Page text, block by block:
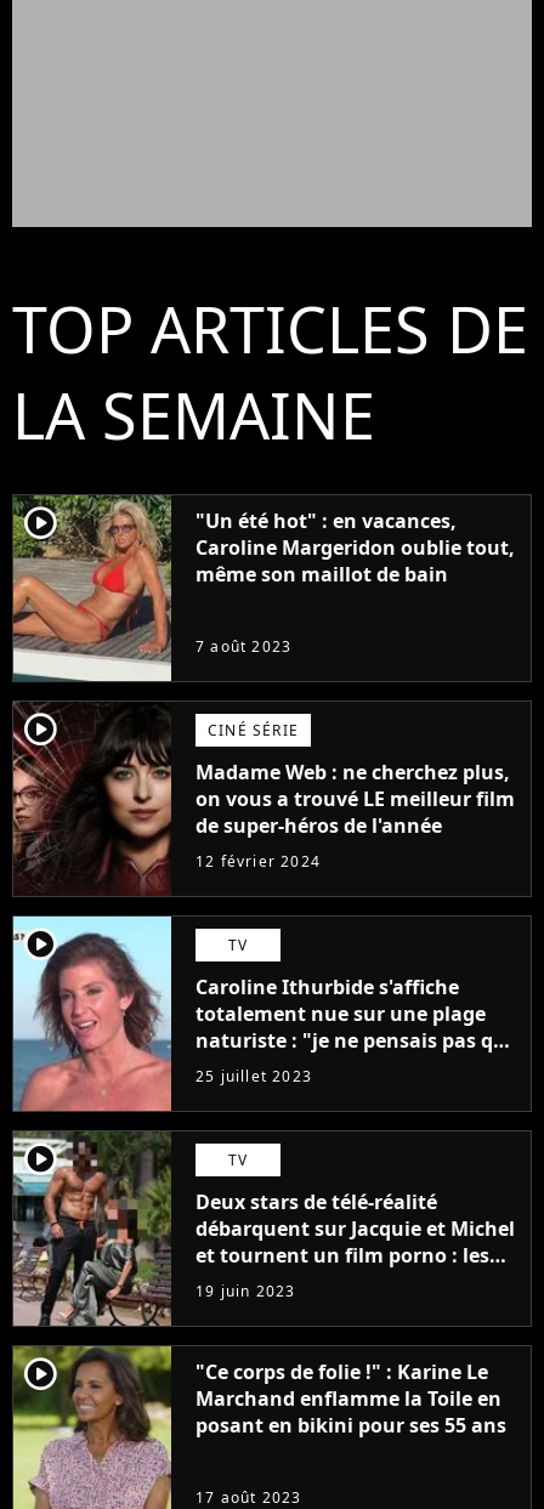
TOP ARTICLES DE
LA SEMAINE
player2
"Un été hot" : en vacances,
Caroline Margeridon oublie tout,
même son maillot de bain
7 août 2023
player2 CINÉ SÉRIE
Madame Web : ne cherchez plus,
on vous a trouvé LE meilleur film
de super-héros de l'année
12 février 2024
player2 TV
Caroline Ithurbide s'affiche
totalement nue sur une plage
naturiste : "je ne pensais pas que
j'arriverais à le faire..."
25 juillet 2023
player2 TV
Deux stars de télé-réalité
débarquent sur Jacquie et Michel
et tournent un film porno : les
premières images du tournage
(exclu)
19 juin 2023
player2
"Ce corps de folie !" : Karine Le
Marchand enflamme la Toile en
posant en bikini pour ses 55 ans
17 août 2023